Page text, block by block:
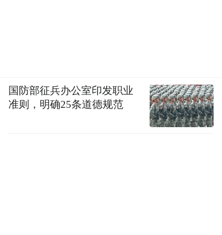
国防部征兵办公室印发职业
准则，明确25条道德规范